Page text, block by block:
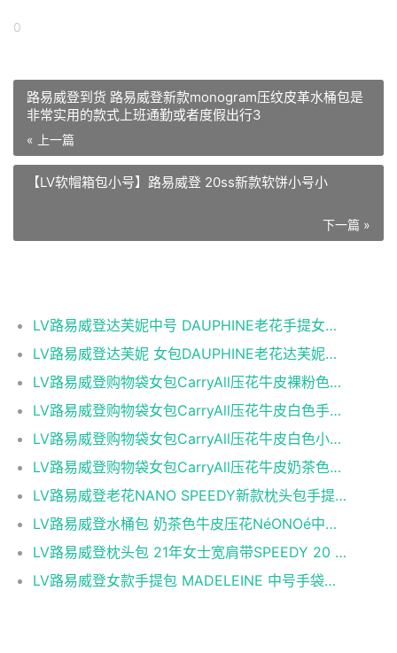
0
路易威登到货 路易威登新款monogram压纹皮革水桶包是
非常实用的款式上班通勤或者度假出行3
« 上一篇
【LV软帽箱包小号】路易威登 20ss新款软饼小号小
下一篇 »
LV路易威登达芙妮中号 DAUPHINE老花手提女包链条包
LV路易威登达芙妮 女包DAUPHINE老花达芙妮链条包
LV路易威登购物袋女包CarryAll压花牛皮裸粉色手提
LV路易威登购物袋女包CarryAll压花牛皮白色手提单
LV路易威登购物袋女包CarryAll压花牛皮白色小号手
LV路易威登购物袋女包CarryAll压花牛皮奶茶色手提
LV路易威登老花NANO SPEEDY新款枕头包手提包单肩斜
LV路易威登水桶包 奶茶色牛皮压花NéONOé中号水桶
LV路易威登枕头包 21年女士宽肩带SPEEDY 20 老花帆
LV路易威登女款手提包 MADELEINE 中号手袋印花黑色